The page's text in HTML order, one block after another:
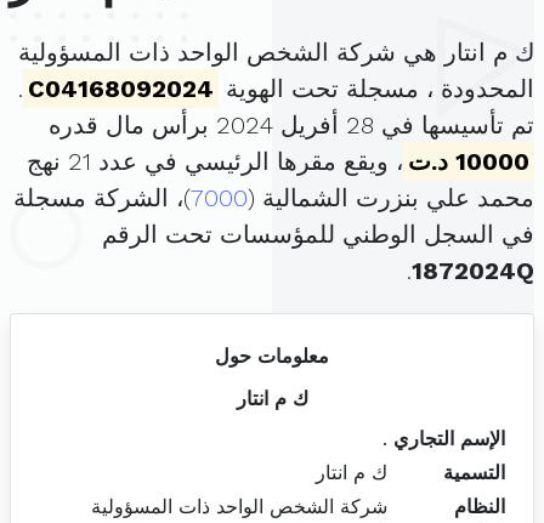
ك م انتار هي شركة الشخص الواحد ذات المسؤولية
المحدودة ، مسجلة تحت الهوية C04168092024
.
تم تأسيسها في 28 أفريل 2024 برأس مال قدره
10000 د.ت
، ويقع مقرها الرئيسي في عدد 21 نهج
محمد علي بنزرت الشمالية (7000)، الشركة مسجلة
في السجل الوطني للمؤسسات تحت الرقم
1872024Q
.
معلومات حول
ك م انتار
الإسم التجاري .
التسمية
ك م انتار
النظام
شركة الشخص الواحد ذات المسؤولية